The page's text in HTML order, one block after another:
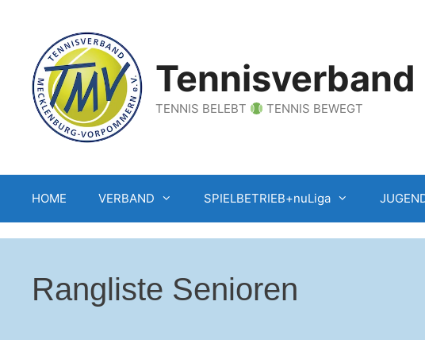
springen
TENNIS BELEBT TENNIS BEWEGT
HOME VERBAND SPIELBETRIEB+nuLiga
Rangliste Senioren